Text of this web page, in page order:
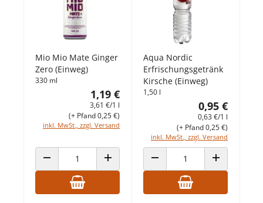
Mio Mio Mate Ginger
Zero (Einweg)
330 ml
1,19 €
3,61 €/1 l
inkl. MwSt., zzgl. Versand
(+ Pfand 0,25 €)
ANZAHL VERRINGERNANZAHL ERHÖHEN
Aqua Nordic
Erfrischungsgetränk
Kirsche (Einweg)
1,50 l
0,95 €
0,63 €/1 l
inkl. MwSt., zzgl. Versand
(+ Pfand 0,25 €)
ANZAHL VERRINGERNANZAHL